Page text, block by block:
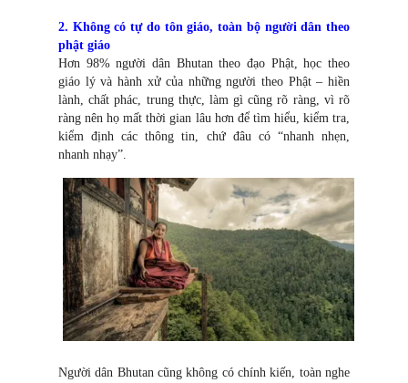
2. Không có tự do tôn giáo, toàn bộ người dân theo
phật giáo
Hơn 98% người dân Bhutan theo đạo Phật, học theo
giáo lý và hành xử của những người theo Phật – hiền
lành, chất phác, trung thực, làm gì cũng rõ ràng, vì rõ
ràng nên họ mất thời gian lâu hơn để tìm hiểu, kiểm tra,
kiểm định các thông tin, chứ đâu có “nhanh nhẹn,
nhanh nhạy”.
Người dân Bhutan cũng không có chính kiến, toàn nghe